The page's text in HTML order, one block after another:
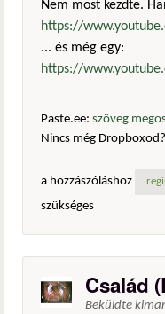
Nem most kezdte.
https://
... és még egy:
https://
Paste.ee: szöveg
Nincs még Dropboxod?
a hozzászóláshoz
szükséges
Család
Beküldte